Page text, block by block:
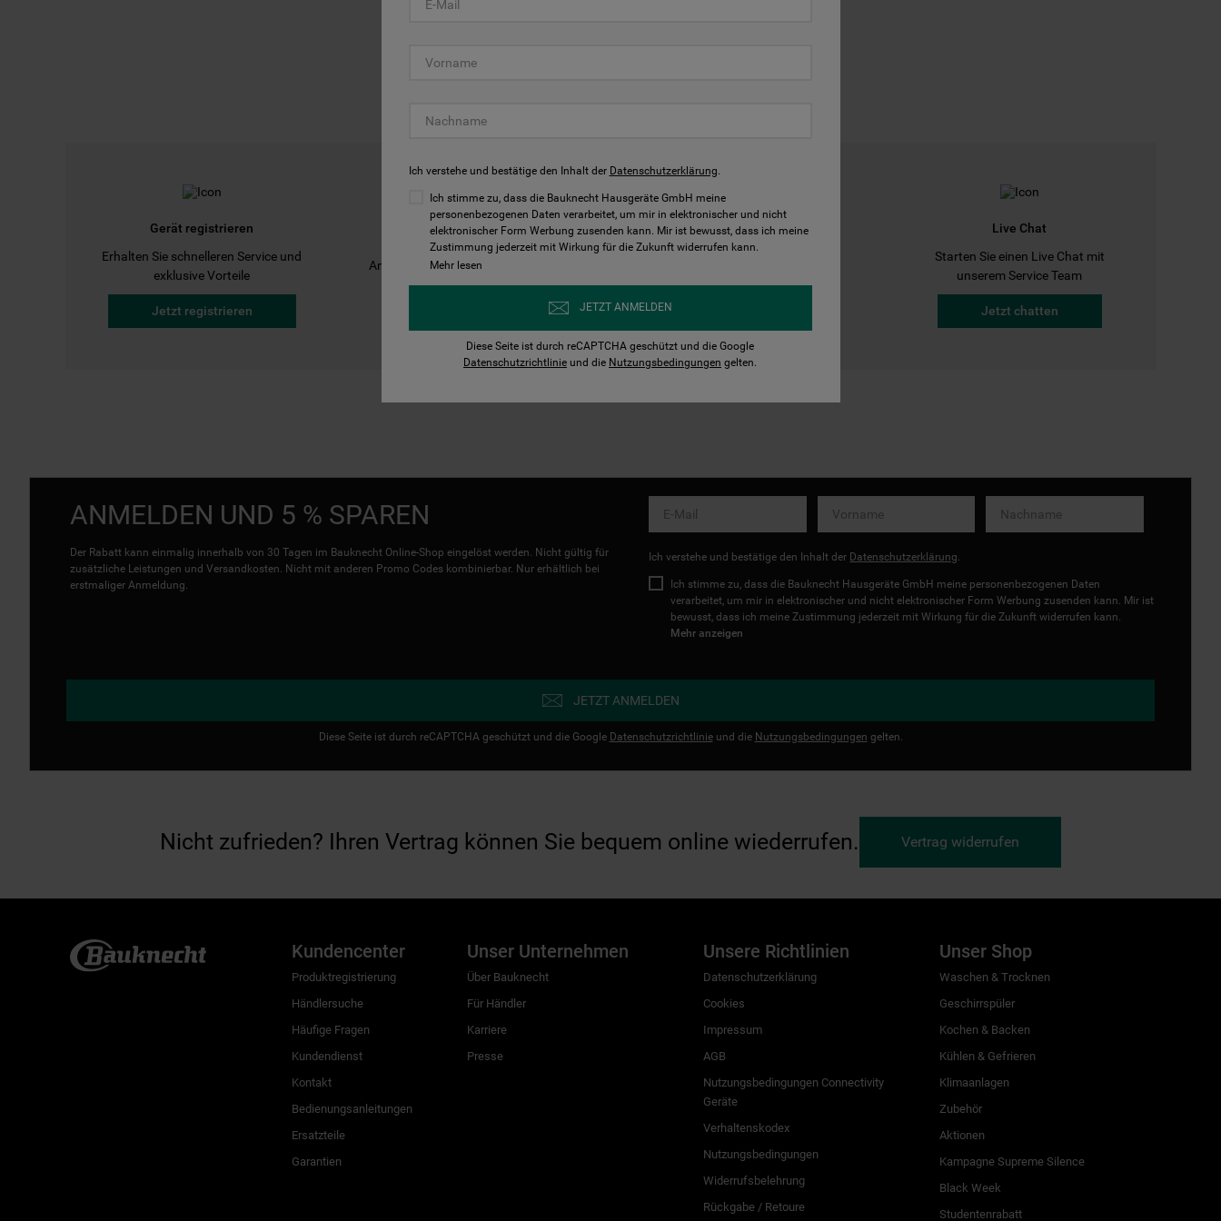
Gerät registrieren
Erhalten Sie schnelleren Service und
exklusive Vorteile
Jetzt registrieren
Bedienungsanleitungen
Anleitungen finden und herunterladen
Kontakt
Live Chat
Starten Sie einen Live Chat mit
unserem Service Team
Jetzt chatten
ANMELDEN UND 5 % SPAREN
Der Rabatt kann einmalig innerhalb von 30 Tagen im Bauknecht Online-Shop eingelöst werden. Nicht gültig für
zusätzliche Leistungen und Versandkosten. Nicht mit anderen Promo Codes kombinierbar. Nur erhältlich bei
erstmaliger Anmeldung.
Ich verstehe und bestätige den Inhalt der Datenschutzerklärung
Ich stimme zu, dass die Bauknecht Hausgeräte GmbH meine personenbezogenen Daten
verarbeitet, um mir in elektronischer und nicht elektronischer Form Werbung zusenden kann. Mir ist
bewusst, dass ich meine Zustimmung jederzeit mit Wirkung für die Zukunft widerrufen kann.
Mehr anzeigen
JETZT ANMELDEN
Diese Seite ist durch reCAPTCHA geschützt und die Google Datenschutzrichtlinieund die Nutzungsbedingungen gelten.
Nicht zufrieden? Ihren Vertrag können Sie bequem online wiederrufen. Vertrag widerrufen
Kundencenter
Produktregistrierung
Händlersuche
Häufige Fragen
Kundendienst
Kontakt
Bedienungsanleitungen
Ersatzteile
Garantien
Unser Unternehmen
Über Bauknecht
Für Händler
Karriere
Presse
Unsere Richtlinien
Datenschutzerklärung
Cookies
Impressum
AGB
Nutzungsbedingungen Connectivity
Geräte
Verhaltenskodex
Nutzungsbedingungen
Widerrufsbelehrung
Rückgabe / Retoure
Unser Shop
Waschen & Trocknen
Geschirrspüler
Kochen & Backen
Kühlen & Gefrieren
Klimaanlagen
Zubehör
Aktionen
Kampagne Supreme Silence
Black Week
Studentenrabatt
Ich verstehe und bestätige den Inhalt der Datenschutzerklärung.
Ich stimme zu, dass die Bauknecht Hausgeräte GmbH meine
personenbezogenen Daten verarbeitet, um mir in elektronischer und nicht
elektronischer Form Werbung zusenden kann. Mir ist bewusst, dass ich meine
Zustimmung jederzeit mit Wirkung für die Zukunft widerrufen kann.
Mehr lesen
JETZT ANMELDEN
Diese Seite ist durch reCAPTCHA geschützt und die Google
Datenschutzrichtlinie und die Nutzungsbedingungen gelten.